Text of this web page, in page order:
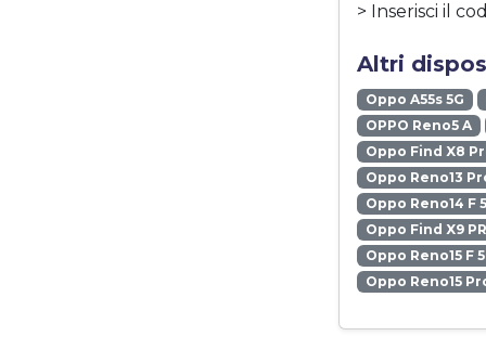
> Inserisci il
Altri
Oppo A55s 5G
OPPO Reno5 A
Oppo Find X8
Oppo Reno13
Oppo Reno14 F
Oppo Find X9
Oppo Reno15 F
Oppo Reno15